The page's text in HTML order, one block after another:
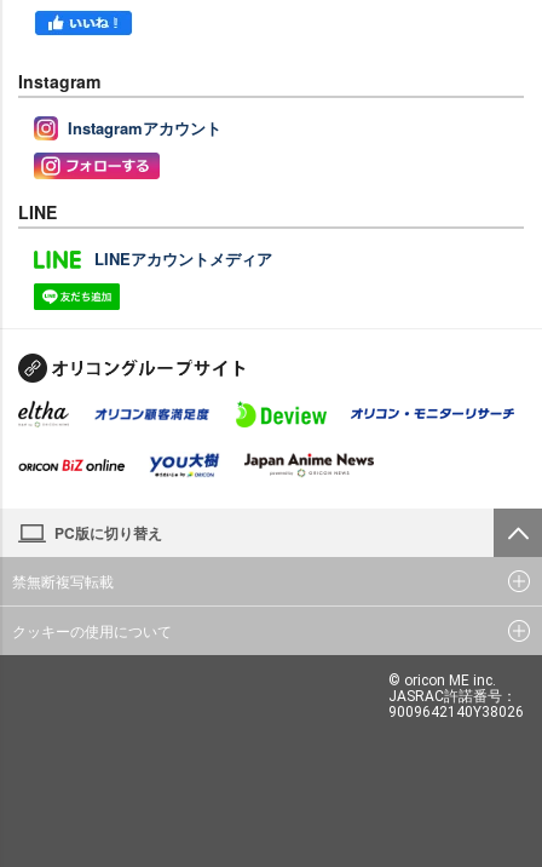
Instagram
Instagramアカウント
LINE
LINEアカウントメディア
PC版に切り替え
禁無断複写転載
クッキーの使用について
© oricon ME inc.
JASRAC許諾番号：
9009642140Y38026